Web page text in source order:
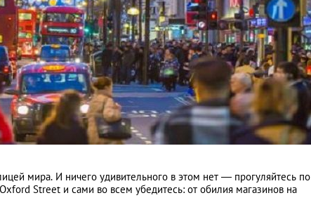
мира. И ничего удивительного в этом нет — прогуляйтесь по
Street и сами во всем убедитесь: от обилия магазинов на